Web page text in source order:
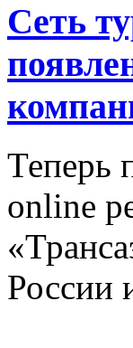
Сеть
Теперь
online
России